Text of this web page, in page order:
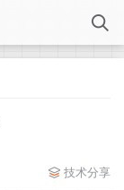
技术分享